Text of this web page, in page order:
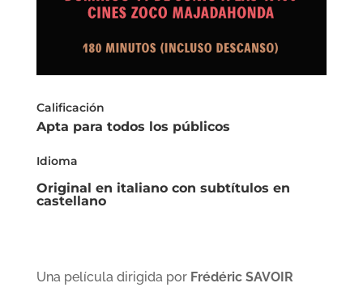
Calificación
Apta para todos los públicos
Idioma
Original en italiano con subtítulos en
castellano
Una película dirigida por Frédéric SAVOIR